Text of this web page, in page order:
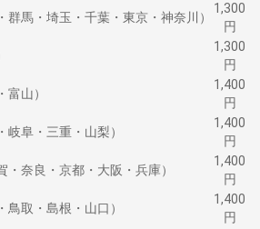
群馬・埼玉・千葉・東京・神奈川）
1,300
円
1,300
円
山）
1,400
円
阜・三重・山梨）
1,400
円
・奈良・京都・大阪・兵庫）
1,400
円
取・島根・山口）
1,400
円